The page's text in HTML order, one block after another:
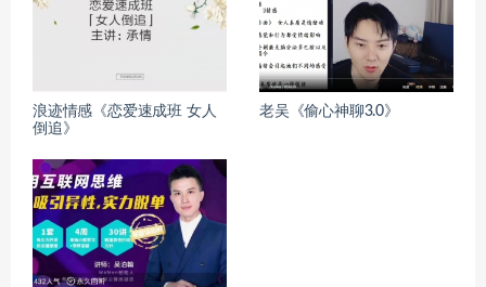
浪迹情感《恋爱速成班 女人
倒追》
老吴《偷心神聊3.0》